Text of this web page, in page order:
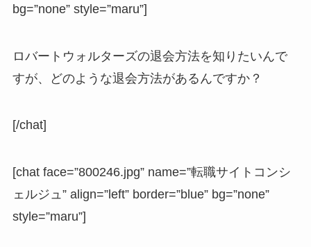
bg=”none” style=”maru”]
ロバートウォルターズの退会方法を知りたいんで
すが、どのような退会方法があるんですか？
[/chat]
[chat face=”800246.jpg” name=”転職サイトコンシ
ェルジュ” align=”left” border=”blue” bg=”none”
style=”maru”]